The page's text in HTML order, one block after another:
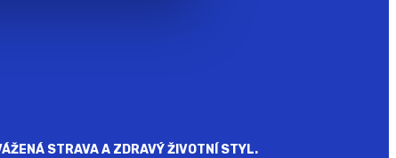
STRAVA A ZDRAVÝ ŽIVOTNÍ STYL.